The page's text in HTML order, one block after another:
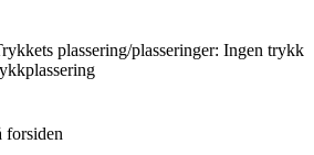
plassering/plasseringer: Ingen trykk
forsiden